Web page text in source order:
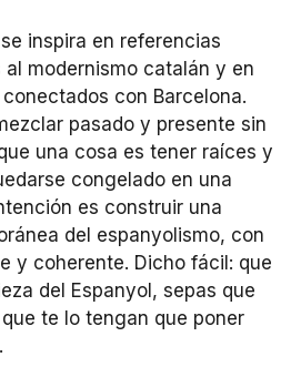
inspira en referencias
modernismo catalán y en
con Barcelona.
pasado y presente sin
una cosa es tener raíces y
congelado en una
es construir una
del espanyolismo, con
y coherente. Dicho fácil: que
del Espanyol, sepas que
te lo tengan que poner